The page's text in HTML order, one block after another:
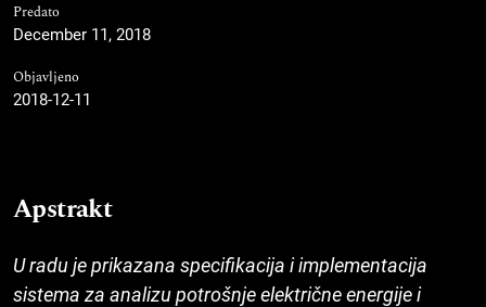
Predato
December 11, 2018
Objavljeno
2018-12-11
Apstrakt
U radu je prikazana specifikacija i implementacija
sistema za analizu potrošnje električne energije i